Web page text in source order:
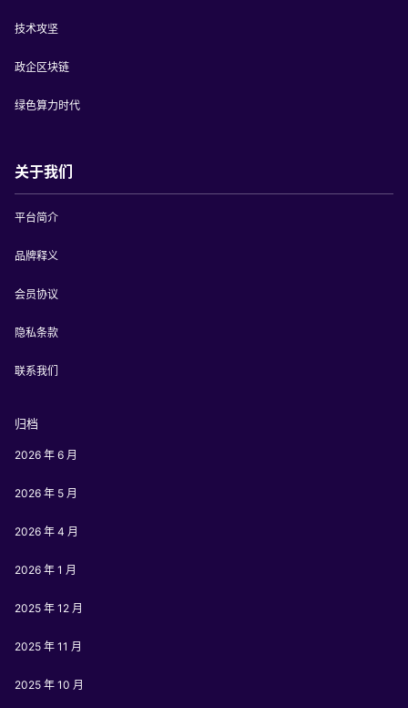
技术攻坚
政企区块链
绿色算力时代
关于我们
平台简介
品牌释义
会员协议
隐私条款
联系我们
归档
2026 年 6 月
2026 年 5 月
2026 年 4 月
2026 年 1 月
2025 年 12 月
2025 年 11 月
2025 年 10 月